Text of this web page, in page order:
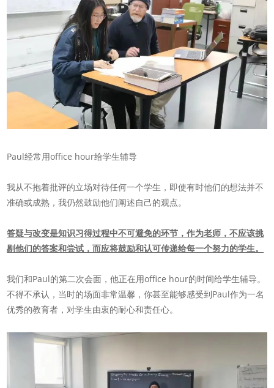
Paul经常用office hour给学生辅导
我从不抱着批评的立场对待任何一个学生，即使有时他们的想法并不
准确或成熟，我仍然鼓励他们阐述自己的观点。
答疑与改变是知识习得过程中不可避免的环节，作为老师，不应该挑
剔他们的答案和尝试，而应将鼓励和认可传递给每一个努力的学生。
我们和Paul的第二次会面，他正在用office hour的时间给学生辅导。
不得不承认，当时的场面非常温馨，你甚至能够感受到Paul作为一名
优秀的教育者，对学生由衷的耐心和责任心。